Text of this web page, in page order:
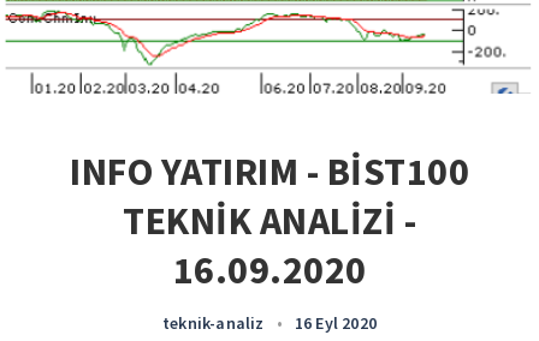
INFO YATIRIM - BİST100
TEKNİK ANALİZİ -
16.09.2020
teknik-analiz • 16 Eyl 2020